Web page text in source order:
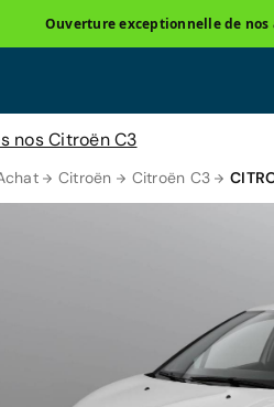
Ouverture exceptionnelle de nos
nos Citroën C3
Citroën Citroën C3